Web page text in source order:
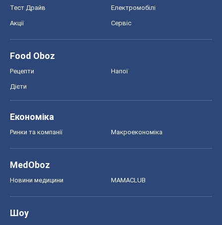
Тест Драйв Електромобілі
Акції Сервіс
Food Oboz
Рецепти Напої
Дієти
Економіка
Ринки та компанії Макроекономіка
MedOboz
Новини медицини MAMACLUB
Шоу